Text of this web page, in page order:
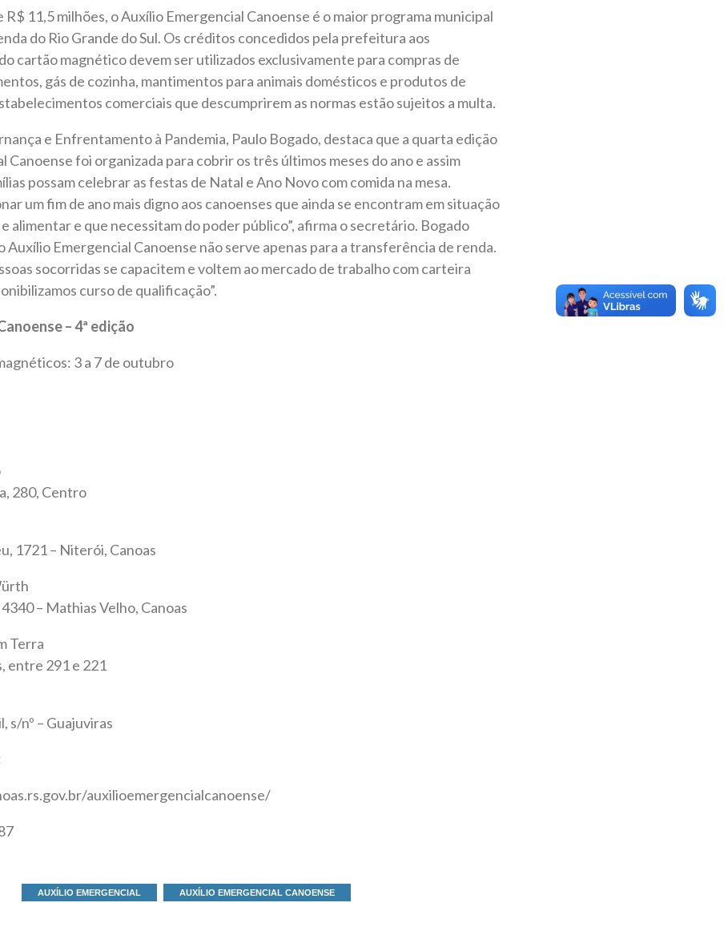
11,5 milhões, o Auxílio Emergencial Canoense é o maior programa municipal
do Rio Grande do Sul. Os créditos concedidos pela prefeitura aos
cartão magnético devem ser utilizados exclusivamente para compras de
gás de cozinha, mantimentos para animais domésticos e produtos de
comerciais que descumprirem as normas estão sujeitos a multa.
e Enfrentamento à Pandemia, Paulo Bogado, destaca que a quarta edição
Canoense foi organizada para cobrir os três últimos meses do ano e assim
possam celebrar as festas de Natal e Ano Novo com comida na mesa.
um fim de ano mais digno aos canoenses que ainda se encontram em situação
alimentar e que necessitam do poder público”, afirma o secretário. Bogado
Auxílio Emergencial Canoense não serve apenas para a transferência de renda.
socorridas se capacitem e voltem ao mercado de trabalho com carteira
curso de qualificação”.
– 4ª edição
3 a 7 de outubro
280, Centro
1721 – Niterói, Canoas
– Mathias Velho, Canoas
Terra
entre 291 e 221
s/nº – Guajuviras
auxilioemergencialcanoense/
AUXÍLIO EMERGENCIAL AUXÍLIO EMERGENCIAL CANOENSE